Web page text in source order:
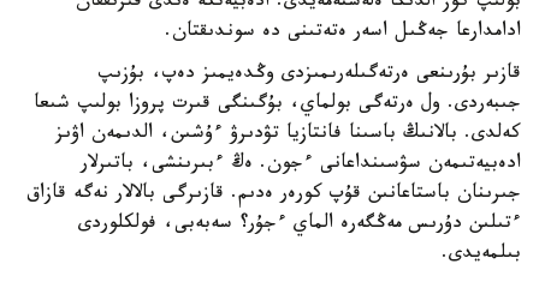
ادامدارعا جەڭىل اسەر ەتەتىنى دە سوندىقتان.
قازىر بۇرىنعى ەرتەگىلەرىمىزدى وڭدەيمىز دەپ، بۇزىپ
جىبەردى. ول ەرتەگى بولماي، بۇگىنگى قىرت پروزا بولىپ شىعا
كەلدى. بالانىڭ باسىنا فانتازيا تۋدىرۋ ءۇشىن، الدىمەن اۋىز
ادەبيەتىمەن سۋسىنداعانى ءجون. ەڭ ءبىرىنشى، باتىرلار
جىرىنان باستاعانىن قۇپ كورەر ەدىم. قازىرگى بالالار نەگە قازاق
ءتىلىن دۇرىس مەڭگەرە الماي ءجۇر؟ سەبەبى، فولكلوردى
بىلمەيدى.